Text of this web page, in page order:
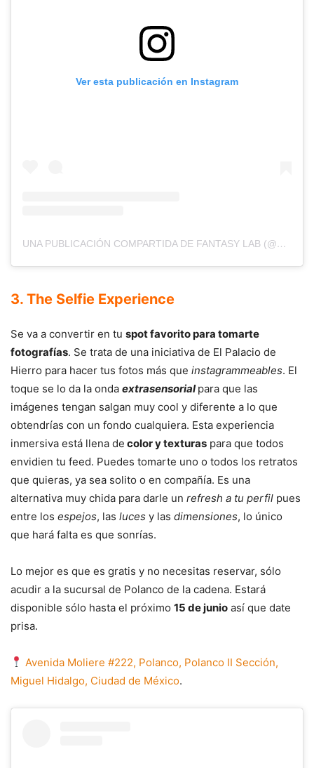
Ver esta publicación en Instagram
UNA PUBLICACIÓN COMPARTIDA DE FANTASY LAB (@FANTASYLAAB)
3. The Selfie Experience
Se va a convertir en tu spot favorito para tomarte
fotografías. Se trata de una iniciativa de El Palacio de
Hierro para hacer tus fotos más que instagrammeables. El
toque se lo da la onda extrasensorial para que las
imágenes tengan salgan muy cool y diferente a lo que
obtendrías con un fondo cualquiera. Esta experiencia
inmersiva está llena de color y texturas para que todos
envidien tu feed. Puedes tomarte uno o todos los retratos
que quieras, ya sea solito o en compañía. Es una
alternativa muy chida para darle un refresh a tu perfil pues
entre los espejos, las luces y las dimensiones, lo único
que hará falta es que sonrías.
Lo mejor es que es gratis y no necesitas reservar, sólo
acudir a la sucursal de Polanco de la cadena. Estará
disponible sólo hasta el próximo 15 de junio así que date
prisa.
Avenida Moliere #222, Polanco, Polanco II Sección,
Miguel Hidalgo, Ciudad de México.